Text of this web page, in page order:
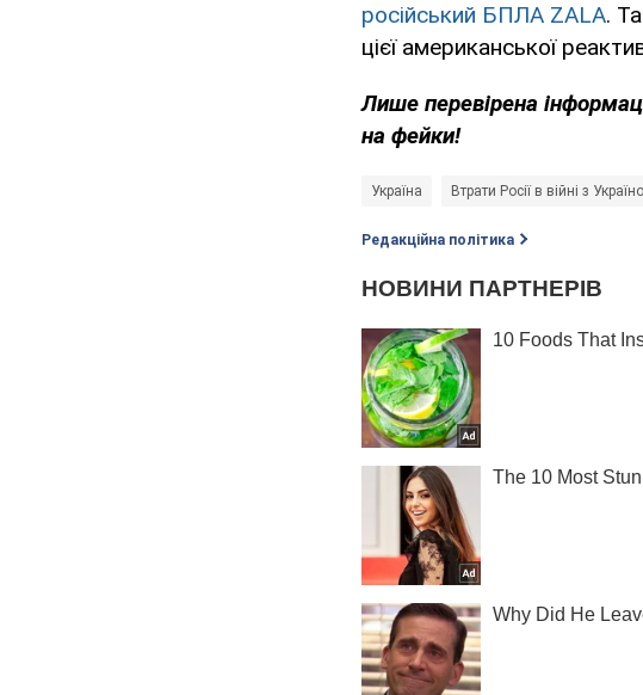
російський БПЛА ZALA.
цієї американської
Лише перевірена
на фейки!
Україна Втрати Росії в війні з
Редакційна політика